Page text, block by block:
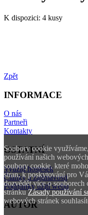
Soubory cookie
používání našich
soubory cookie, které
stran, k poskytování pro
dozvědět více o souborech
stránkuZásady používání
webových stránek
K dispozici: 4 kusy
Zpět
INFORMACE
O nás
Partneři
Kontakty
OSTATNÍ
Využití hostesek
Články a zajímavosti
Podmínky užití webu
AUTOR